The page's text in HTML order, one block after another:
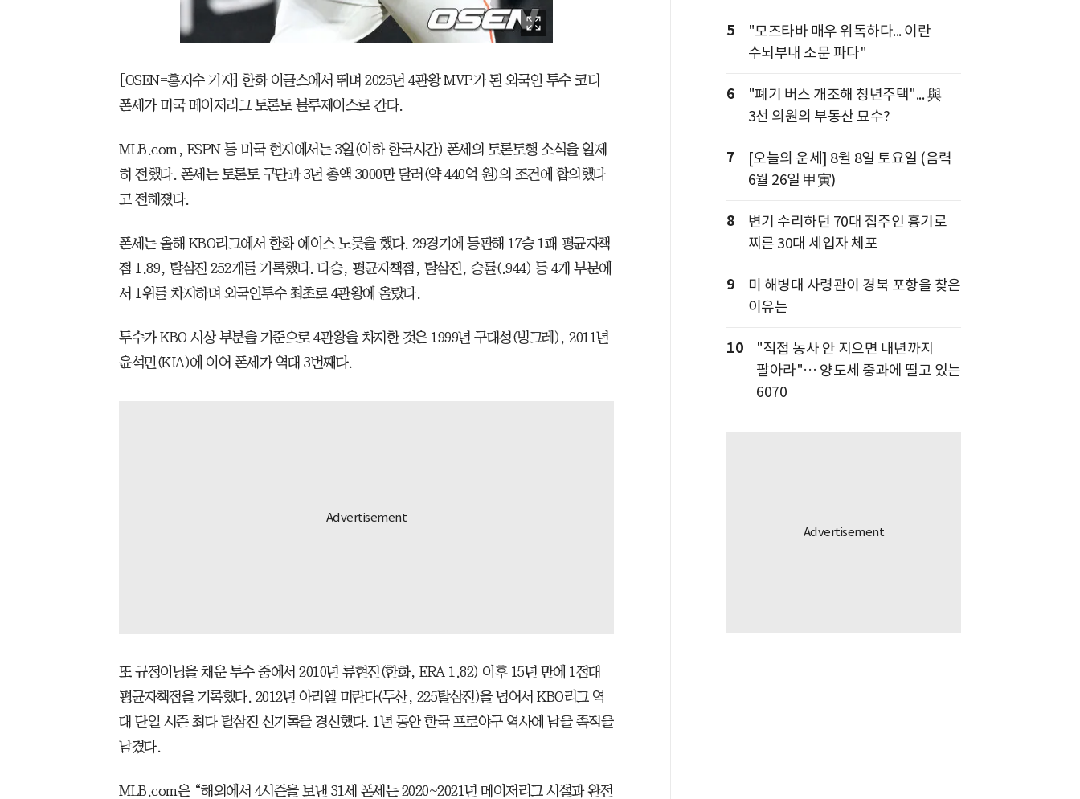
[OSEN=홍지수 기자] 한화 이글스에서 뛰며 2025년 4관왕 MVP가 된 외국인 투수 코디
폰세가 미국 메이저리그 토론토 블루제이스로 간다.
MLB.com, ESPN 등 미국 현지에서는 3일(이하 한국시간) 폰세의 토론토행 소식을 일제
히 전했다. 폰세는 토론토 구단과 3년 총액 3000만 달러(약 440억 원)의 조건에 합의했다
고 전해졌다.
폰세는 올해 KBO리그에서 한화 에이스 노릇을 했다. 29경기에 등판해 17승 1패 평균자책
점 1.89, 탈삼진 252개를 기록했다. 다승, 평균자책점, 탈삼진, 승률(.944) 등 4개 부분에
서 1위를 차지하며 외국인투수 최초로 4관왕에 올랐다.
투수가 KBO 시상 부분을 기준으로 4관왕을 차지한 것은 1999년 구대성(빙그레), 2011년
윤석민(KIA)에 이어 폰세가 역대 3번째다.
또 규정이닝을 채운 투수 중에서 2010년 류현진(한화, ERA 1.82) 이후 15년 만에 1점대
평균자책점을 기록했다. 2012년 아리엘 미란다(두산, 225탈삼진)을 넘어서 KBO리그 역
대 단일 시즌 최다 탈삼진 신기록을 경신했다. 1년 동안 한국 프로야구 역사에 남을 족적을
남겼다.
MLB.com은 “해외에서 4시즌을 보낸 31세 폰세는 2020~2021년 메이저리그 시절과 완전
5
"모즈타바 매우 위독하다... 이란
수뇌부내 소문 파다"
6
"폐기 버스 개조해 청년주택"... 與
3선 의원의 부동산 묘수?
7
[오늘의 운세] 8월 8일 토요일 (음력
6월 26일 甲寅)
8
변기 수리하던 70대 집주인 흉기로
찌른 30대 세입자 체포
9
미 해병대 사령관이 경북 포항을 찾은
이유는
10
"직접 농사 안 지으면 내년까지
팔아라"… 양도세 중과에 떨고 있는
6070